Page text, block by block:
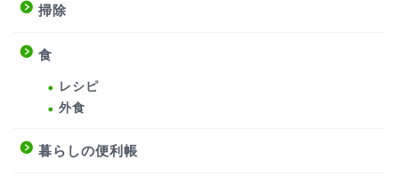
掃除
食
レシピ
外食
暮らしの便利帳